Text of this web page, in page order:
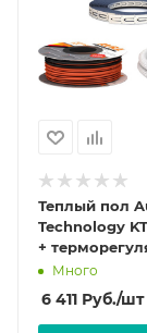
Теплый пол
Technology
+
Много
6 411 Руб./шт